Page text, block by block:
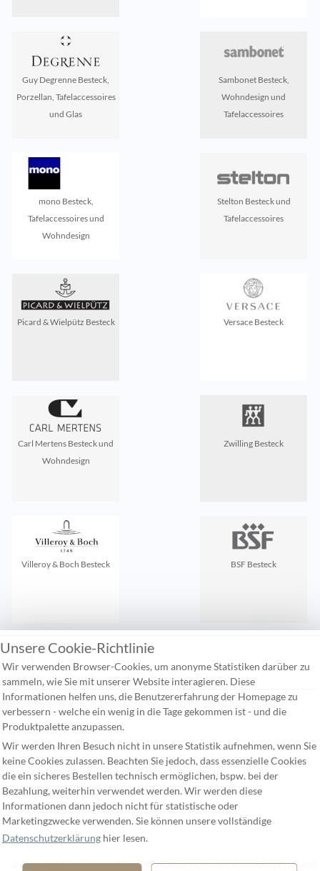
Guy Degrenne Besteck,
Porzellan, Tafelaccessoires
und Glas
Sambonet Besteck,
Wohndesign und
Tafelaccessoires
mono Besteck,
Tafelaccessoires und
Wohndesign
Stelton Besteck und
Tafelaccessoires
Picard & Wielpütz Besteck Versace Besteck
Carl Mertens Besteck und
Wohndesign
Zwilling Besteck
Villeroy & Boch Besteck BSF Besteck
Zuletzt gesehen:
Kontakt
Häufige Fragen
Versandkosten
Unsere allgemeinen Geschäftsbedingungen
Widerufsbelehrung
Datenschutzerklärung
Impressum
© 2006 - 2026 Besteckliste Keil GmbH Besteckliste Keil GmbH | Richardplatz 7 | D-12055
Unsere Cookie-Richtlinie
Wir verwenden Browser-Cookies, um anonyme Statistiken darüber zu
sammeln, wie Sie mit unserer Website interagieren. Diese
Informationen helfen uns, die Benutzererfahrung der Homepage zu
verbessern - welche ein wenig in die Tage gekommen ist - und die
Produktpalette anzupassen.
Wir werden Ihren Besuch nicht in unsere Statistik aufnehmen, wenn Sie
keine Cookies zulassen. Beachten Sie jedoch, dass essenzielle Cookies
die ein sicheres Bestellen technisch ermöglichen, bspw. bei der
Bezahlung, weiterhin verwendet werden. Wir werden diese
Informationen dann jedoch nicht für statistische oder
Marketingzwecke verwenden. Sie können unsere vollständige
Datenschutzerklärung hier lesen.